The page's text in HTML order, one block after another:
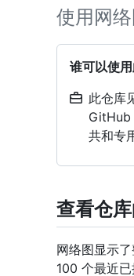
使用网
谁可以使
此仓库
GitHub
共和专
查看仓
网络图显示
100 个最近